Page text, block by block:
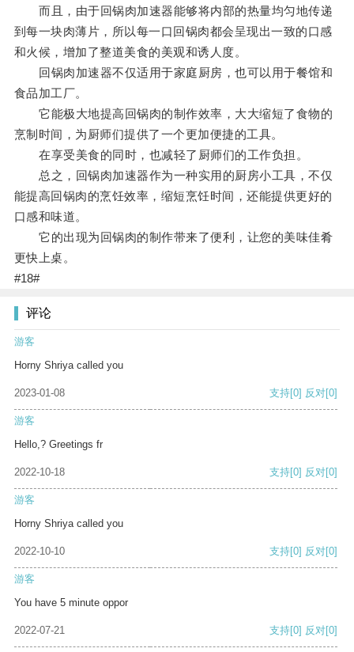
而且，由于回锅肉加速器能够将内部的热量均匀地传递
到每一块肉薄片，所以每一口回锅肉都会呈现出一致的口感
和火候，增加了整道美食的美观和诱人度。
回锅肉加速器不仅适用于家庭厨房，也可以用于餐馆和
食品加工厂。
它能极大地提高回锅肉的制作效率，大大缩短了食物的
烹制时间，为厨师们提供了一个更加便捷的工具。
在享受美食的同时，也减轻了厨师们的工作负担。
总之，回锅肉加速器作为一种实用的厨房小工具，不仅
能提高回锅肉的烹饪效率，缩短烹饪时间，还能提供更好的
口感和味道。
它的出现为回锅肉的制作带来了便利，让您的美味佳肴
更快上桌。
#18#
评论
游客
Horny Shriya called you
2023-01-08 支持[0] 反对[0]
游客
Hello,? Greetings fr
2022-10-18 支持[0] 反对[0]
游客
Horny Shriya called you
2022-10-10 支持[0] 反对[0]
游客
You have 5 minute oppor
2022-07-21 支持[0] 反对[0]